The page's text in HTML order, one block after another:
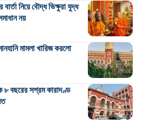
নিয়ে বৌদ্ধ ভিক্ষুরা যুদ্ধ
নয়
মামলা খারিজ করলো
৮ বছরের সশ্রম কারাদণ্ড